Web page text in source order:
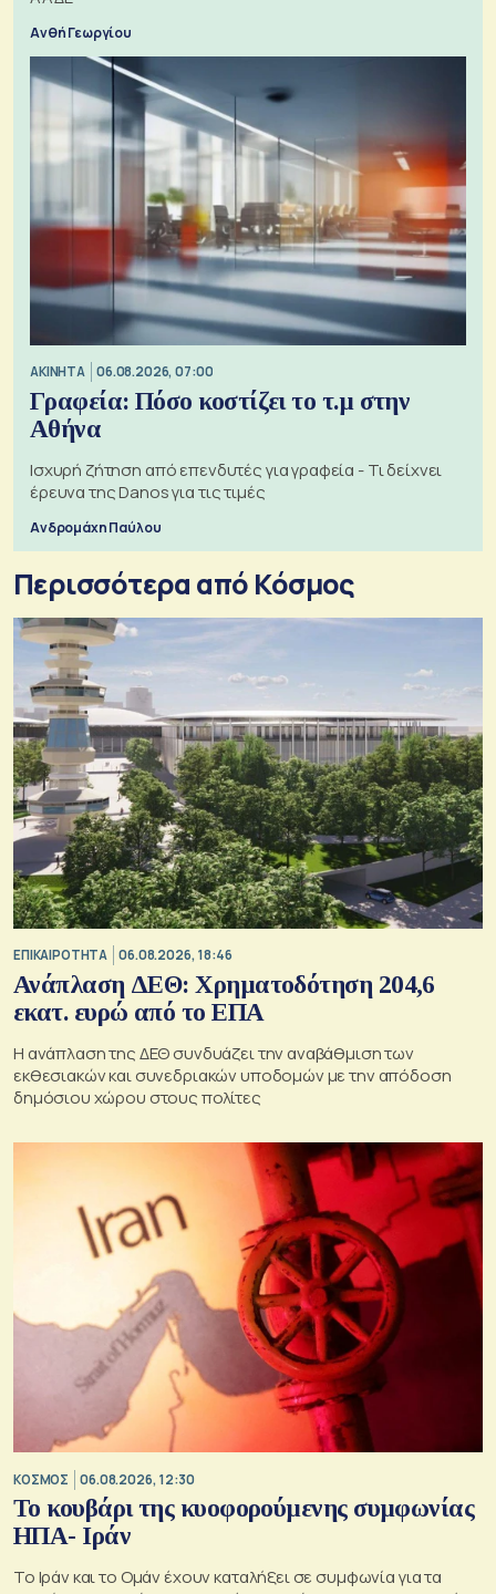
Ανθή Γεωργίου
ΑΚΙΝΗΤΑ 06.08.2026, 07:00
Γραφεία: Πόσο κοστίζει το τ.μ στην
Αθήνα
Ισχυρή ζήτηση από επενδυτές για γραφεία - Τι δείχνει
έρευνα της Danos για τις τιμές
Ανδρομάχη Παύλου
Περισσότερα από Κόσμος
ΕΠΙΚΑΙΡΟΤΗΤΑ 06.08.2026, 18:46
Ανάπλαση ΔΕΘ: Χρηματοδότηση 204,6
εκατ. ευρώ από το ΕΠΑ
Η ανάπλαση της ΔΕΘ συνδυάζει την αναβάθμιση των
εκθεσιακών και συνεδριακών υποδομών με την απόδοση
δημόσιου χώρου στους πολίτες
ΚΟΣΜΟΣ 06.08.2026, 12:30
Το κουβάρι της κυοφορούμενης συμφωνίας
ΗΠΑ- Ιράν
Το Ιράν και το Ομάν έχουν καταλήξει σε συμφωνία για τα